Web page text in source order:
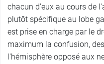
chacun d'eux au cours de
plutôt spécifique au lobe
est prise en charge par le
maximum la confusion,
l'hémisphère opposé aux